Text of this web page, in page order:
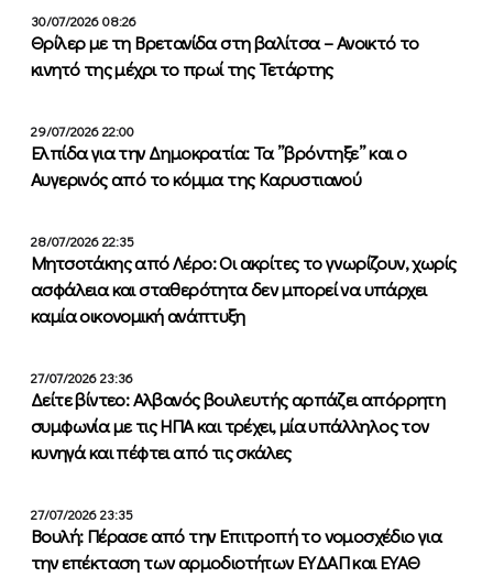
30/07/2026 08:26
Θρίλερ με τη Βρετανίδα στη βαλίτσα – Ανοικτό το
κινητό της μέχρι το πρωί της Τετάρτης
29/07/2026 22:00
Ελπίδα για την Δημοκρατία: Τα ”βρόντηξε” και ο
Αυγερινός από το κόμμα της Καρυστιανού
28/07/2026 22:35
Μητσοτάκης από Λέρο: Οι ακρίτες το γνωρίζουν, χωρίς
ασφάλεια και σταθερότητα δεν μπορεί να υπάρχει
καμία οικονομική ανάπτυξη
27/07/2026 23:36
Δείτε βίντεο: Αλβανός βουλευτής αρπάζει απόρρητη
συμφωνία με τις ΗΠΑ και τρέχει, μία υπάλληλος τον
κυνηγά και πέφτει από τις σκάλες
27/07/2026 23:35
Βουλή: Πέρασε από την Επιτροπή το νομοσχέδιο για
την επέκταση των αρμοδιοτήτων ΕΥΔΑΠ και ΕΥΑΘ